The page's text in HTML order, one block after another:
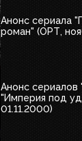
Анонс сериала
роман" (ОРТ,
Анонс сериалов
"Империя под
01.11.2000)